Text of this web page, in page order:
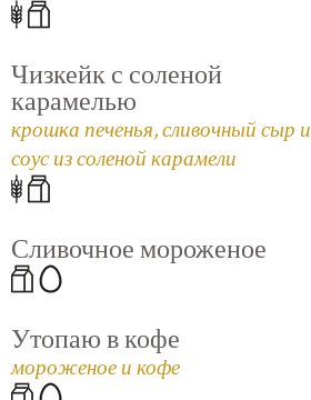
Чизкейк с соленой
карамелью
крошка печенья, сливочный сыр и
соус из соленой карамели
Сливочное мороженое
Утопаю в кофе
мороженое и кофе